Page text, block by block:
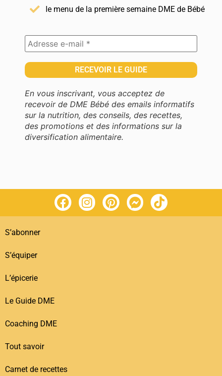
le menu de la première semaine DME de Bébé
En vous inscrivant, vous acceptez de
recevoir de DME Bébé des emails informatifs
sur la nutrition, des conseils, des recettes,
des promotions et des informations sur la
diversification alimentaire.
S’abonner
S’équiper
L’épicerie
Le Guide DME
Coaching DME
Tout savoir
Carnet de recettes